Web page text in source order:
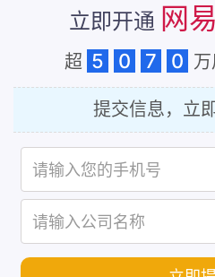
立即开通 网
超 5 0 7 0
提交信息，立